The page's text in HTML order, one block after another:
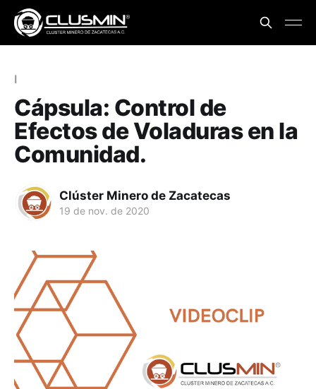
I
Cápsula: Control de
Efectos de Voladuras en la
Comunidad.
Clúster Minero de Zacatecas
19 de nov. de 2020